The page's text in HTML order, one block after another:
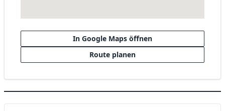
In Google Maps öffnen
Route planen